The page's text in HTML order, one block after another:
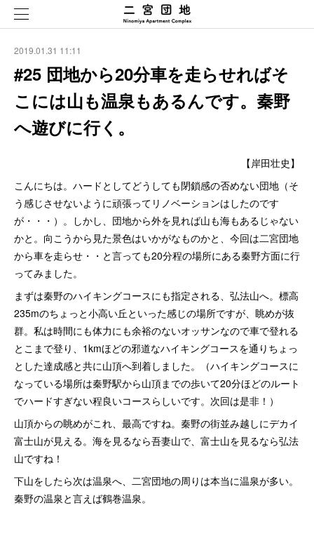
2019.01.31 11:11
#25 団地から20分車を走らせればそ
こには山も温泉もあるんです。秦野
へ遊びに行く。
【岸田壮史】
こんにちは。ハードとしてどうしても閉鎖感の否めない団地（そ
う感じさせないように頑張ってリノベーションはしたのです
が・・・）。しかし、団地から外を見れば山も海もあるじゃない
かと。向こうから見た景色はいかがなものかと、今回は二宮団地
から車を走らせ・・と言っても20分程の場所にある秦野方面に行
ってみました。
まずは秦野のハイキングコースにも指定される、弘法山へ。標高
235mのちょっと小高い丘といった感じの場所ですが、眺めが抜
群。私は時間にも体力にも余裕のないオッサンなので車で登れる
とこまで登り、1kmほどの邪道なハイキングコースを通りちょっ
とした達成感と共に山頂へ到着しました。（ハイキングコースに
なっている場所は秦野駅から山頂までの歩いて20分ほどのルート
でハードすぎない程良いコースらしいです。次回は是非！）
山頂からの眺めがこれ、最高ですね。秦野の街並み越しにデカイ
富士山が見える。海を見るなら吾妻山で、富士山を見るなら弘法
山ですね！
下山をしたら次は温泉へ、二宮団地の周りは本当に温泉が多い。
秦野の温泉と言えば鶴巻温泉。